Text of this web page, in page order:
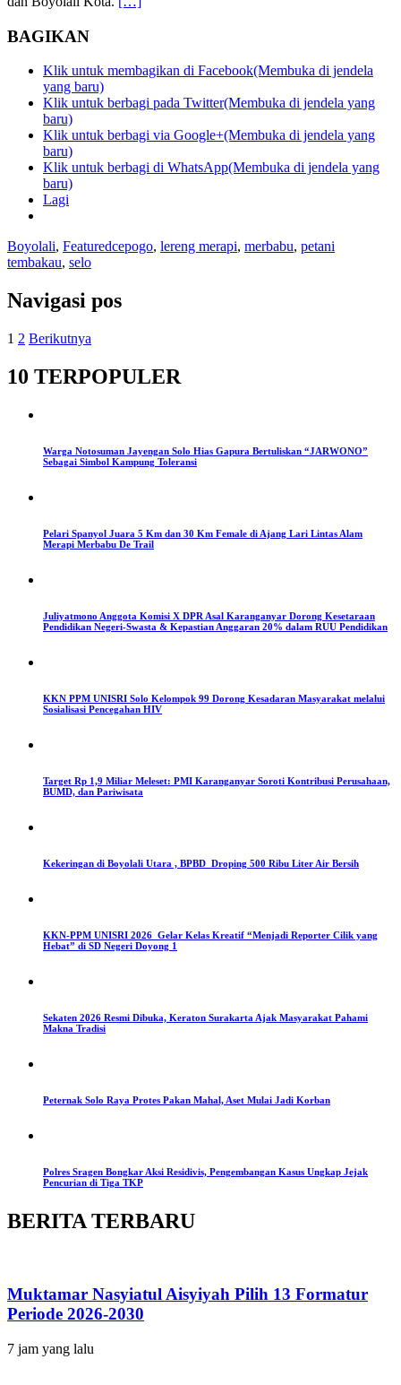
BAGIKAN
Klik untuk membagikan di Facebook(Membuka di jendela
yang baru)
Klik untuk berbagi pada Twitter(Membuka di jendela yang
baru)
Klik untuk berbagi via Google+(Membuka di jendela yang
baru)
Klik untuk berbagi di WhatsApp(Membuka di jendela yang
baru)
Lagi
Boyolali, Featuredcepogo, lereng merapi, merbabu, petani
tembakau, selo
Navigasi pos
1 2 Berikutnya
10 TERPOPULER
Warga Notosuman Jayengan Solo Hias Gapura Bertuliskan “JARWONO”
Sebagai Simbol Kampung Toleransi
Pelari Spanyol Juara 5 Km dan 30 Km Female di Ajang Lari Lintas Alam
Merapi Merbabu De Trail
Juliyatmono Anggota Komisi X DPR Asal Karanganyar Dorong Kesetaraan
Pendidikan Negeri-Swasta & Kepastian Anggaran 20% dalam RUU Pendidikan
KKN PPM UNISRI Solo Kelompok 99 Dorong Kesadaran Masyarakat melalui
Sosialisasi Pencegahan HIV
Target Rp 1,9 Miliar Meleset: PMI Karanganyar Soroti Kontribusi Perusahaan,
BUMD, dan Pariwisata
Kekeringan di Boyolali Utara , BPBD Droping 500 Ribu Liter Air Bersih
KKN-PPM UNISRI 2026 Gelar Kelas Kreatif “Menjadi Reporter Cilik yang
Hebat” di SD Negeri Doyong 1
Sekaten 2026 Resmi Dibuka, Keraton Surakarta Ajak Masyarakat Pahami
Makna Tradisi
Peternak Solo Raya Protes Pakan Mahal, Aset Mulai Jadi Korban
Polres Sragen Bongkar Aksi Residivis, Pengembangan Kasus Ungkap Jejak
Pencurian di Tiga TKP
BERITA TERBARU
Muktamar Nasyiatul Aisyiyah Pilih 13 Formatur
Periode 2026-2030
7 jam yang lalu